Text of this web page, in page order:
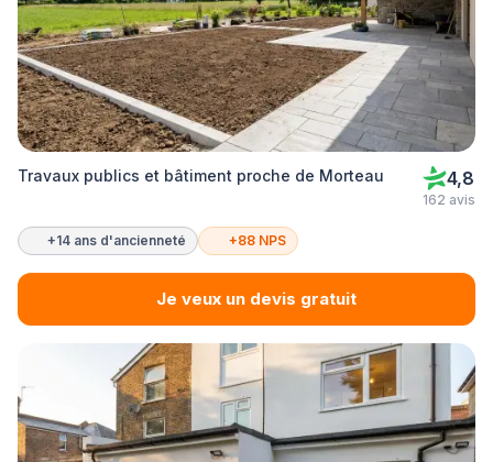
Travaux publics et bâtiment proche de Morteau 4,8
162 avis
+14 ans d'ancienneté +88 NPS
Je veux un devis gratuit